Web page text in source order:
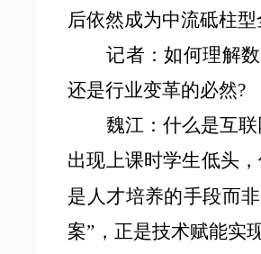
后依然成为中流砥柱型
记者：如何理解
还是行业变革的必然?
魏江： 什么是互
出现上课时学生低头
是人才培养的手段而
案”，正是技术赋能实